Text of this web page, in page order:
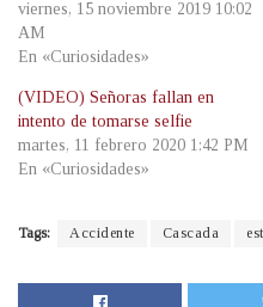
viernes, 15 noviembre 2019 10:02
AM
En «Curiosidades»
(VIDEO) Señoras fallan en
intento de tomarse selfie
martes, 11 febrero 2020 1:42 PM
En «Curiosidades»
Tags: Accidente Cascada